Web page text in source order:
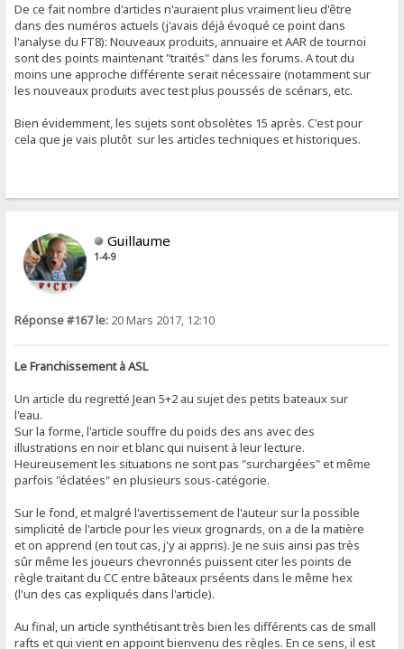
De ce fait nombre d'articles n'auraient plus vraiment lieu d'être
dans des numéros actuels (j'avais déjà évoqué ce point dans
l'analyse du FT8): Nouveaux produits, annuaire et AAR de tournoi
sont des points maintenant "traités" dans les forums. A tout du
moins une approche différente serait nécessaire (notamment sur
les nouveaux produits avec test plus poussés de scénars, etc.
Bien évidemment, les sujets sont obsolètes 15 après. C'est pour
cela que je vais plutôt sur les articles techniques et historiques.
Guillaume
1-4-9
Réponse #167 le: 20 Mars 2017, 12:10
Le Franchissement à ASL
Un article du regretté Jean 5+2 au sujet des petits bateaux sur
l'eau.
Sur la forme, l'article souffre du poids des ans avec des
illustrations en noir et blanc qui nuisent à leur lecture.
Heureusement les situations ne sont pas "surchargées" et même
parfois "éclatées" en plusieurs sous-catégorie.
Sur le fond, et malgré l'avertissement de l'auteur sur la possible
simplicité de l'article pour les vieux grognards, on a de la matière
et on apprend (en tout cas, j'y ai appris). Je ne suis ainsi pas très
sûr même les joueurs chevronnés puissent citer les points de
règle traitant du CC entre bâteaux prséents dans le même hex
(l'un des cas expliqués dans l'article).
Au final, un article synthétisant très bien les différents cas de small
rafts et qui vient en appoint bienvenu des règles. En ce sens, il est